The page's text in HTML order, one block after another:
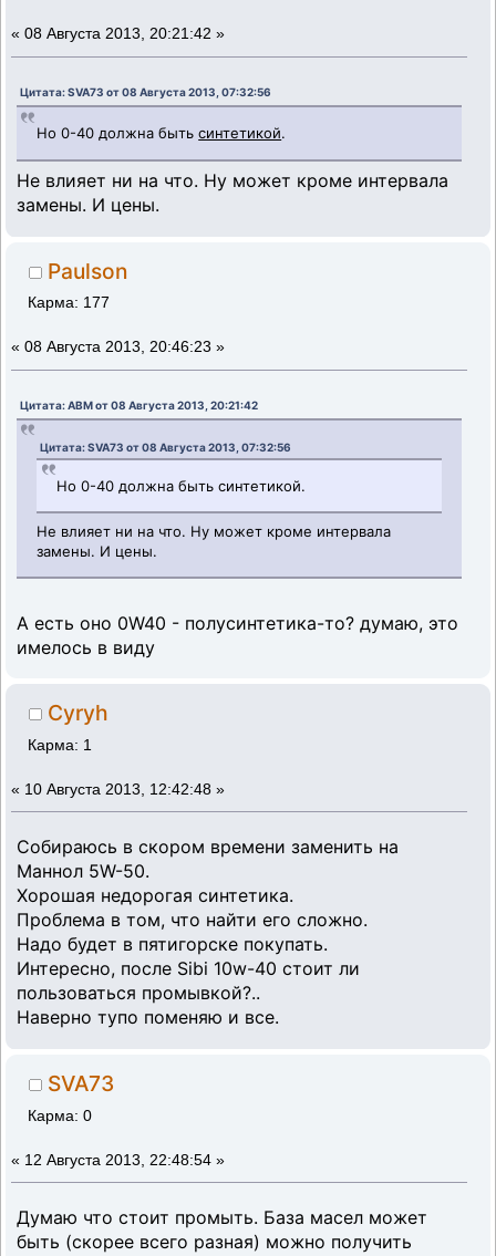
« 08 Августа 2013, 20:21:42 »
Цитата: SVA73 от 08 Августа 2013, 07:32:56
Но 0-40 должна бытьсинтетикой.
Не влияет ни на что. Ну может кроме интервала
замены. И цены.
Paulson
Карма: 177
« 08 Августа 2013, 20:46:23 »
Цитата: ABM от 08 Августа 2013, 20:21:42
Цитата: SVA73 от 08 Августа 2013, 07:32:56
Но 0-40 должна быть синтетикой.
Не влияет ни на что. Ну может кроме интервала
замены. И цены.
А есть оно 0W40 - полусинтетика-то? думаю, это
имелось в виду
Cyryh
Карма: 1
« 10 Августа 2013, 12:42:48 »
Собираюсь в скором времени заменить на
Маннол 5W-50.
Хорошая недорогая синтетика.
Проблема в том, что найти его сложно.
Надо будет в пятигорске покупать.
Интересно, после Sibi 10w-40 стоит ли
пользоваться промывкой?..
Наверно тупо поменяю и все.
SVA73
Карма: 0
« 12 Августа 2013, 22:48:54 »
Думаю что стоит промыть. База масел может
быть (скорее всего разная) можно получить